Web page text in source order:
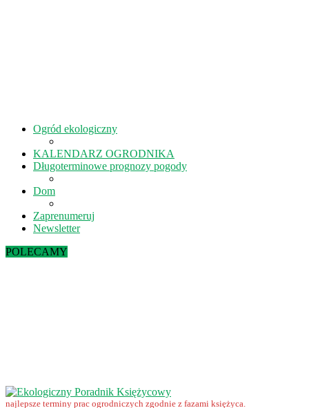
Ogród ekologiczny
KALENDARZ OGRODNIKA
Długoterminowe prognozy pogody
Dom
Zaprenumeruj
Newsletter
POLECAMY
najlepsze terminy prac ogrodniczych zgodnie z fazami księżyca.